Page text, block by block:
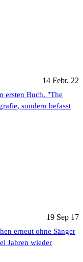
14 Febr. 22
ersten Buch. "The
sondern befasst
19 Sep 17
erneut ohne Sänger
Jahren wieder